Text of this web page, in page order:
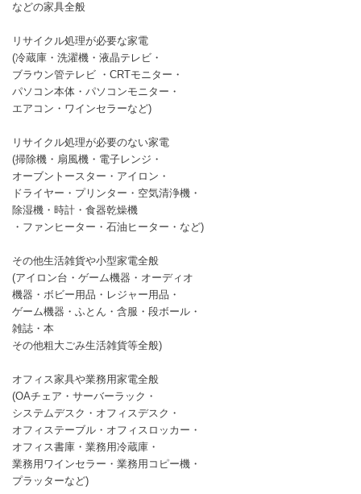
などの家具全般
リサイクル処理が必要な家電
(冷蔵庫・洗濯機・液晶テレビ・
ブラウン管テレビ ・CRTモニター・
パソコン本体・パソコンモニター・
エアコン・ワインセラーなど)
リサイクル処理が必要のない家電
(掃除機・扇風機・電子レンジ・
オーブントースター・アイロン・
ドライヤー・プリンター・空気清浄機・
除湿機・時計・食器乾燥機
・ファンヒーター・石油ヒーター・など)
その他生活雑貨や小型家電全般
(アイロン台・ゲーム機器・オーディオ
機器・ボビー用品・レジャー用品・
ゲーム機器・ふとん・含服・段ボール・
雑誌・本
その他粗大ごみ生活雑貨等全般)
オフィス家具や業務用家電全般
(OAチェア・サーバーラック・
システムデスク・オフィスデスク・
オフィステーブル・オフィスロッカー・
オフィス書庫・業務用冷蔵庫・
業務用ワインセラー・業務用コピー機・
プラッターなど)